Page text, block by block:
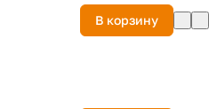
В корзину